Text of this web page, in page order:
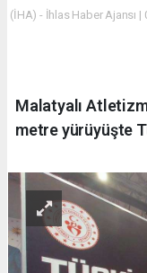
(İHA) - İhlas Haber Ajansı |
Malatyalı
metre yürüyüşte